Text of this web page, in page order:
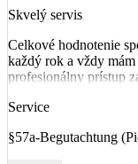
Skvelý servis
Celkové hodnotenie
každý rok a vždy
profesionálny prístup
Service
§57a-Begutachtung